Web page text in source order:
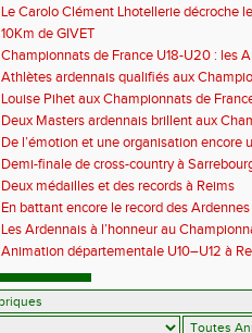
Le Carolo Clément Lhotellerie décroche
master de cross-country
10Km de GIVET
Championnats de France U18-U20 : les
Val-de-Reuil
Athlètes ardennais qualifiés aux
en salle
Louise Pihet aux Championnats de
Deux Masters ardennais brillent aux
Saint‑Brieuc
De l’émotion et une organisation encore
Trail 2026
Demi-finale de cross-country à
boue… et à la fête !
Deux médailles et des records à Reims
En battant encore le record des
Pihet ira aux championnats de France
Les Ardennais à l’honneur au
Animation départementale U10–U12 à